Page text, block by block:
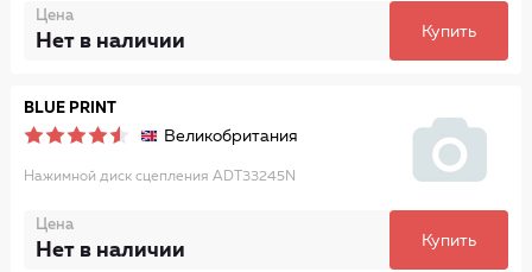
Цена
Нет в наличии Купить
BLUE PRINT
Великобритания
Нажимной диск сцепления ADT33245N
Цена
Нет в наличии Купить